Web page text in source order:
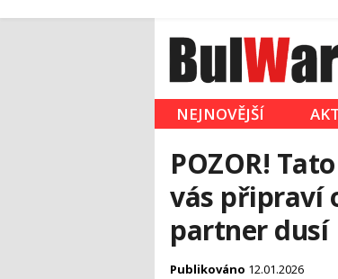
NEJNOVĚJŠÍ
POZOR!
vás připraví
partner dusí
Publikováno 12.01.2026